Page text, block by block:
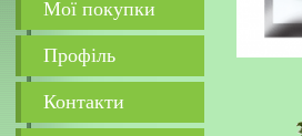
Мої покупки
Профіль
Контакти